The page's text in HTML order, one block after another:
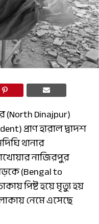
(North Dinajpur)
প্রাণ হারাল দ্বাদশ
থানার
নাজিরপুর
(Bengal to
পিষ্ট হয়ে মৃত্যু হয়
নেমে এসেছে